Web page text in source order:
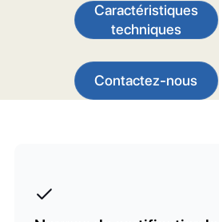
Caractéristiques
techniques
Contactez-nous